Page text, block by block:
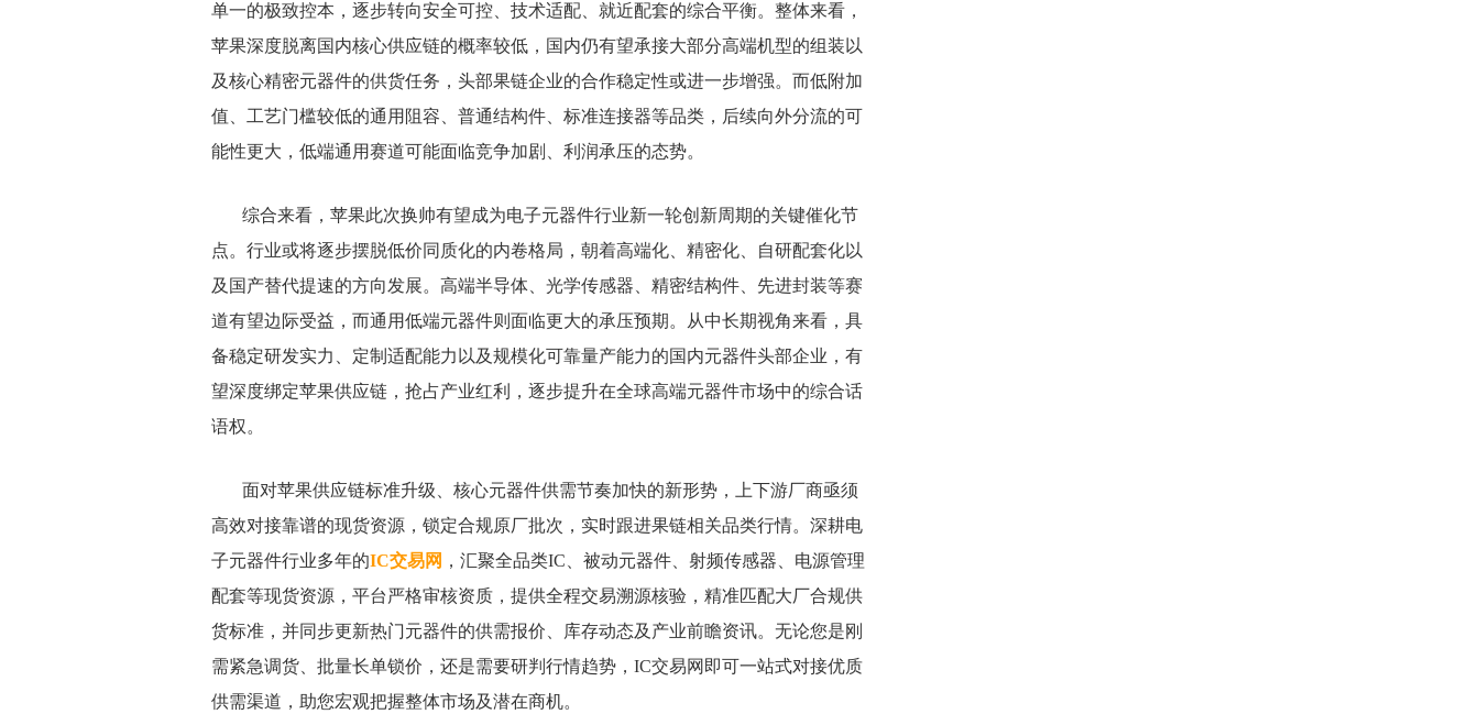
单一的极致控本，逐步转向安全可控、技术适配、就近配套的综合平衡。整体来看，
苹果深度脱离国内核心供应链的概率较低，国内仍有望承接大部分高端机型的组装以
及核心精密元器件的供货任务，头部果链企业的合作稳定性或进一步增强。而低附加
值、工艺门槛较低的通用阻容、普通结构件、标准连接器等品类，后续向外分流的可
能性更大，低端通用赛道可能面临竞争加剧、利润承压的态势。
综合来看，苹果此次换帅有望成为电子元器件行业新一轮创新周期的关键催化节
点。行业或将逐步摆脱低价同质化的内卷格局，朝着高端化、精密化、自研配套化以
及国产替代提速的方向发展。高端半导体、光学传感器、精密结构件、先进封装等赛
道有望边际受益，而通用低端元器件则面临更大的承压预期。从中长期视角来看，具
备稳定研发实力、定制适配能力以及规模化可靠量产能力的国内元器件头部企业，有
望深度绑定苹果供应链，抢占产业红利，逐步提升在全球高端元器件市场中的综合话
语权。
面对苹果供应链标准升级、核心元器件供需节奏加快的新形势，上下游厂商亟须
高效对接靠谱的现货资源，锁定合规原厂批次，实时跟进果链相关品类行情。深耕电
子元器件行业多年的IC交易网 ，汇聚全品类IC、被动元器件、射频传感器、电源管理
配套等现货资源，平台严格审核资质，提供全程交易溯源核验，精准匹配大厂合规供
货标准，并同步更新热门元器件的供需报价、库存动态及产业前瞻资讯。无论您是刚
需紧急调货、批量长单锁价，还是需要研判行情趋势，IC交易网即可一站式对接优质
供需渠道，助您宏观把握整体市场及潜在商机。